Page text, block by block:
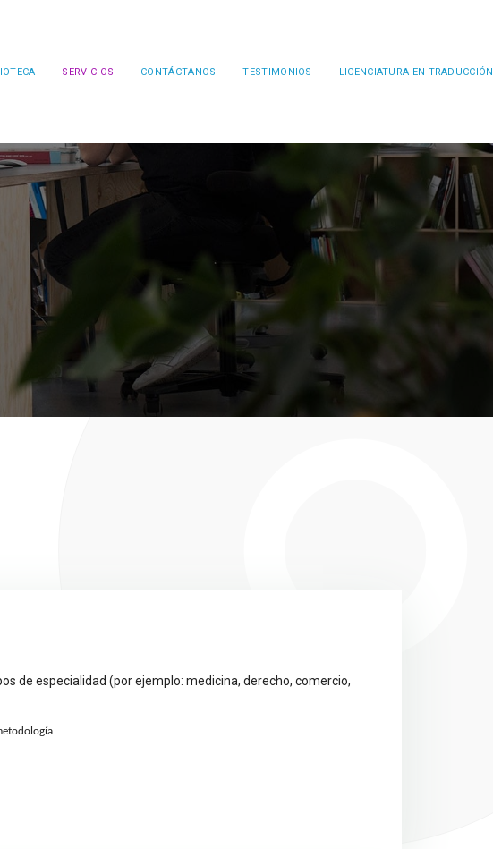
SERVICIOS CONTÁCTANOS TESTIMONIOS LICENCIATURA EN TRADUCCIÓN
de especialidad (por ejemplo: medicina, derecho, comercio,